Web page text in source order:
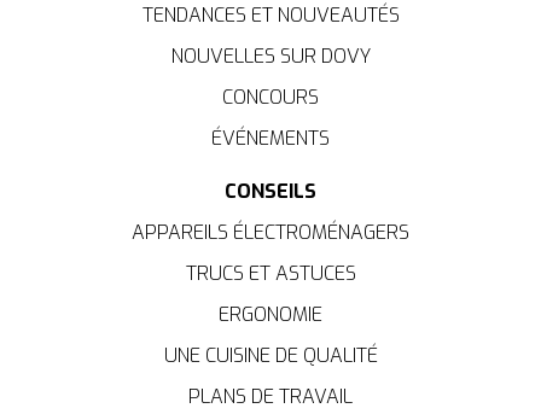
TENDANCES ET NOUVEAUTÉS
NOUVELLES SUR DOVY
CONCOURS
ÉVÉNEMENTS
CONSEILS
APPAREILS ÉLECTROMÉNAGERS
TRUCS ET ASTUCES
ERGONOMIE
UNE CUISINE DE QUALITÉ
PLANS DE TRAVAIL